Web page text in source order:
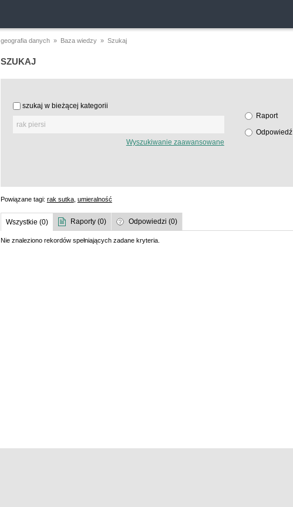
geografia danych» Baza wiedzy» Szukaj
SZUKAJ
szukaj w bieżącej kategorii
Wyszukiwanie zaawansowane
Raport
Odpowiedź
Powiązane tagi: rak sutka, umieralność
Wszystkie (0) Raporty (0) Odpowiedzi (0)
Nie znaleziono rekordów spełniających zadane kryteria.